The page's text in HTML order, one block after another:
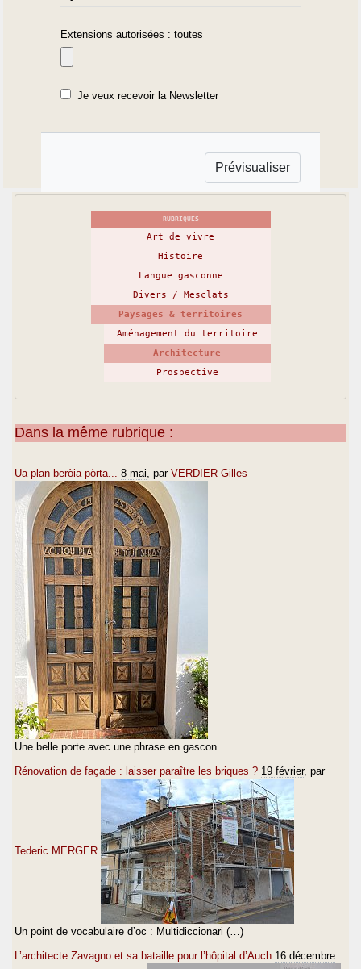
Extensions autorisées : toutes
Je veux recevoir la Newsletter
RUBRIQUES
Art de vivre
Histoire
Langue gasconne
Divers / Mesclats
Paysages & territoires
Aménagement du territoire
Architecture
Prospective
Dans la même rubrique :
Ua plan beròia pòrta... 8 mai , par VERDIER Gilles
Une belle porte avec une phrase en gascon.
Rénovation de façade : laisser paraître les briques ? 19 février, par
Tederic MERGER
Un point de vocabulaire d’oc : Multidiccionari (…)
L’architecte Zavagno et sa bataille pour l’hôpital d’Auch 16 décembre